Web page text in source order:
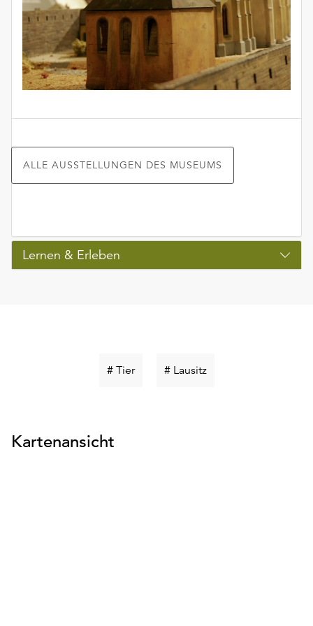
ALLE AUSSTELLUNGEN DES MUSEUMS
Lernen & Erleben
# TierSchlüsselwort
# LausitzSchlüsselwort
Kartenansicht